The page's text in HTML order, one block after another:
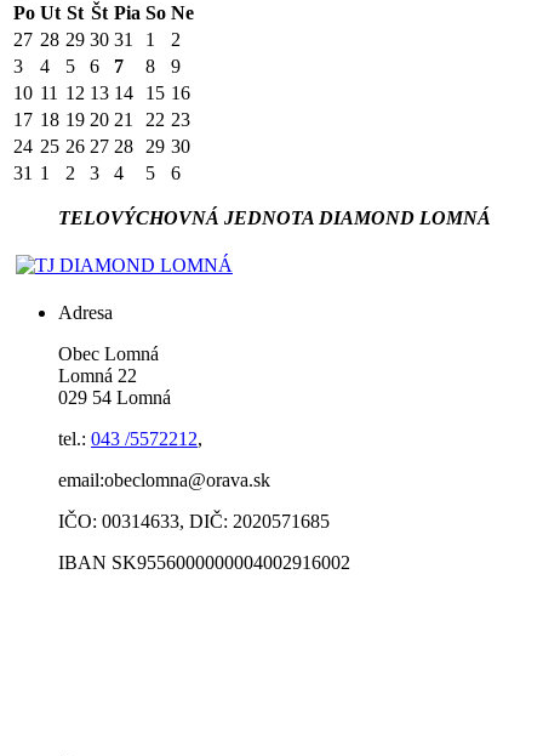
Po Ut St Št Pia So Ne
27 28 29 30 31 1
2
3
4 5 6 7 8
9
10 11 12 13 14 15 16
17 18 19 20 21 22 23
24 25 26 27 28 29 30
31 1 2 3 4 5 6
TELOVÝCHOVNÁ JEDNOTA DIAMOND LOMNÁ
Adresa
Obec Lomná
Lomná 22
029 54 Lomná
tel.: 043 /5572212,
email:obeclomna@orava.sk
IČO: 00314633, DIČ: 2020571685
IBAN SK9556000000004002916002